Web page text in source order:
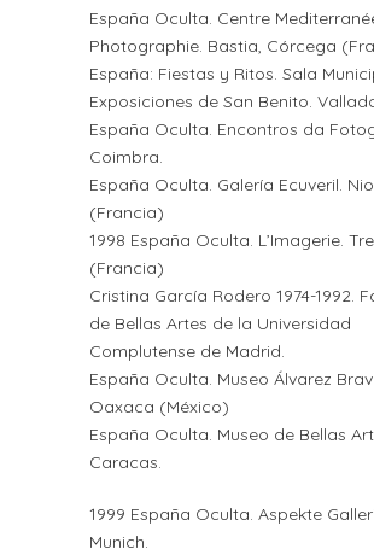
España Oculta. Centre
Photographie. Bastia, Córcega
España: Fiestas y Ritos. Sala
Exposiciones de San Benito.
España Oculta. Encontros da
Coimbra.
España Oculta. Galería Ecuveril.
(Francia)
1998 España Oculta. L’Imagerie.
(Francia)
Cristina García Rodero 1974-1992.
de Bellas Artes de la Universidad
Complutense de Madrid.
España Oculta. Museo Álvarez
Oaxaca (México)
España Oculta. Museo de Bellas
Caracas.
1999 España Oculta. Aspekte
Munich.